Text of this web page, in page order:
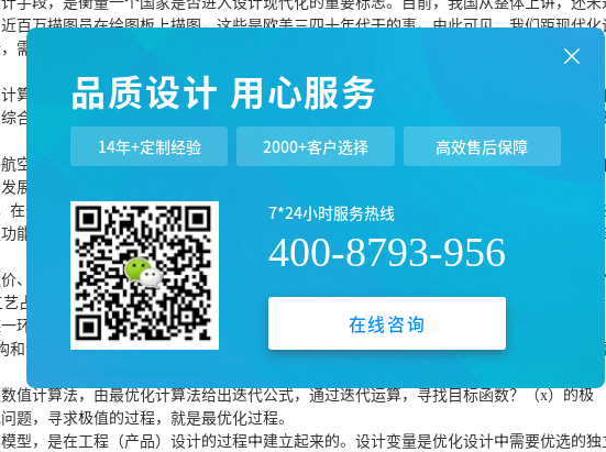
百万描图员在绘图板上描图，这些是欧美三四十年代干的事。由此可见，我们距现代化
需要我们全体设计工作者的共同努力。
机结合起来进行设计。它是现代社会提高设计质量和市场竞争力必备的设计手段。现
合性。现代设计的范围广，方法很多，常用的有可**性设计、优化设计、比较设计和计
、航天工业等。随着计算机技术的广泛普及，现代设计方法逐步在建筑、机械、石油
展阶段。
定的条件和使用寿命内，完成其使用功能的能力。简而言之，就是指设计“客体”
能的能力四个基本要素。主要体现在正常使用时所具有的良好性能、应具备的各项使用
功能、=面积、重量）下，最大限度地提高设计物的可**性。一般来说，影响设计可
占15%。从以上比例可以看出，设计因素所占的份额是相当大的。设计者不但要把握
环节的问题，否则，将造成无法挽回的巨大损失。
造型上更加合理、材料更加节省，功能更加优良。在商品经济社会，优化设计更能体
计算法，由最优化计算法给出迭代公式，通过迭代运算，寻找目标函数？（х）的极
题，寻求极值的过程，就是最优化过程。
，是在工程（产品）设计的过程中建立起来的。设计变量是优化设计中需要优选的独
品质设计 用心服务
14年+定制经验 2000+客户选择 高效售后保障
7*24小时服务热线
400-8793-956
在线咨询